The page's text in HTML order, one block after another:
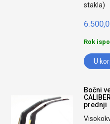
stakla)
Rok
U
Bočni
prednji